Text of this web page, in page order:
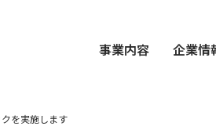
事業内容 企業情
を実施します